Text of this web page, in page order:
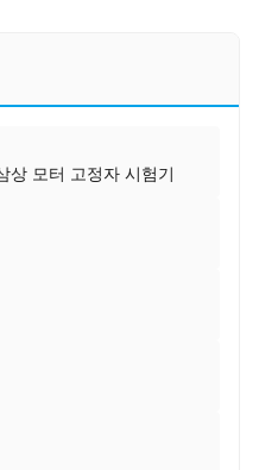
상 모터 고정자 시험기